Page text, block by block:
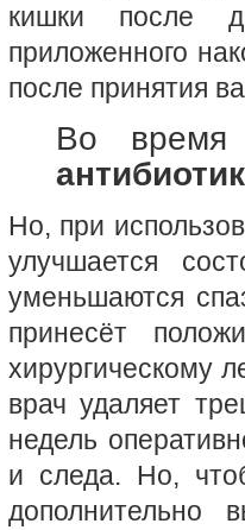
кишки после
приложенного
после принятия
Во время
Но, при
улучшается
уменьшаются
принесёт
хирургическому
врач удаляет
недель
и следа. Но,
дополнительно